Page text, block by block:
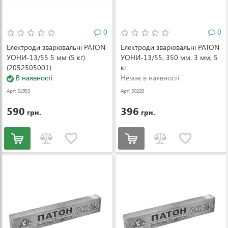
0
Електроди зварювальні PATON
УОНИ-13/55 5 мм (5 кг)
(2052505001)
В наявності
Арт: 51953
590 грн.
0
Електроди зварювальні PATON
УОНИ-13/55, 350 мм, 3 мм, 5
кг
Немає в наявності
Арт: 50220
396 грн.